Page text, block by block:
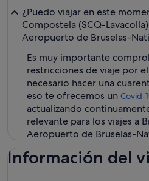
¿Puedo viajar en este
Compostela (SCQ-
Aeropuerto de Bruselas-
Es muy importante
restricciones de viaje por el
necesario hacer una
eso te ofrecemos un Covid-
actualizando
relevante para los viajes a
Aeropuerto de Bruselas-
Información del